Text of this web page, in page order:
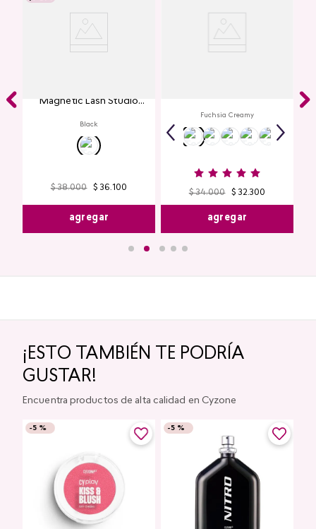
Magnetic Lash Studio
Black
$ 38.000 $ 36. 100
agregar
Fuchsia Creamy
$ 34.000 $ 32.300
agregar
¡ESTO TAMBIÉN TE PODRÍA
GUSTAR!
Encuentra productos de alta calidad en Cyzone
-5 % -5 %